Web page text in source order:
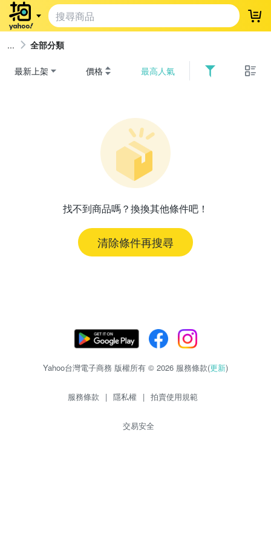
登
全部分類
最新上架 價格 最高人氣
找不到商品嗎？換換其他條件吧！
清除條件再搜尋
Yahoo台灣電子商務 版權所有 © 2026 服務條款(更新)
服務條款 | 隱私權 | 拍賣使用規範
交易安全